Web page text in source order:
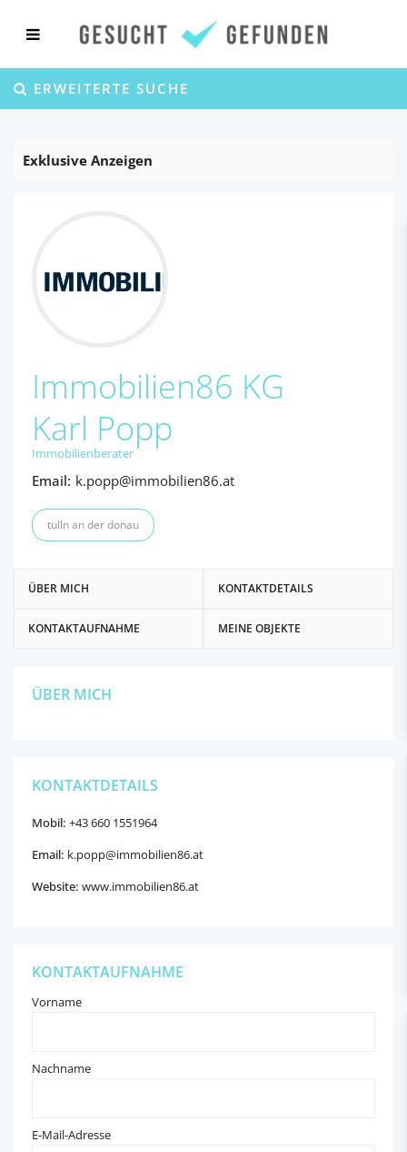
ERWEITERTE SUCHE
Exklusive Anzeigen
Immobilien86 KG
Karl Popp
Immobilienberater
Email: k.popp@immobilien86.at
tulln an der donau
ÜBER MICH KONTAKTDETAILS
KONTAKTAUFNAHME MEINE OBJEKTE
ÜBER MICH
KONTAKTDETAILS
Mobil: ‭+43 660 1551964‬
Email: k.popp@immobilien86.at
Website: www.immobilien86.at
KONTAKTAUFNAHME
Vorname
Nachname
E-Mail-Adresse